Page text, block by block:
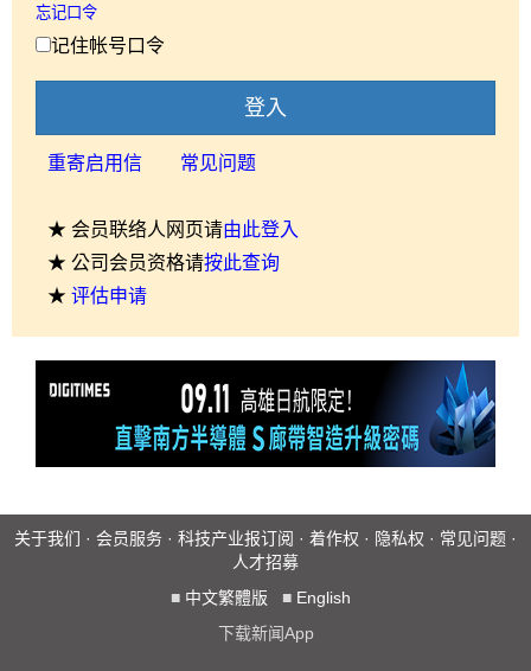
忘记口令
记住帐号口令
登入
重寄启用信 常见问题
★ 会员联络人网页请由此登入
★ 公司会员资格请按此查询
★ 评估申请
关于我们 · 会员服务 · 科技产业报订阅 · 着作权 · 隐私权 · 常见问题 ·
人才招募
■ 中文繁體版 ■ English
下载新闻App